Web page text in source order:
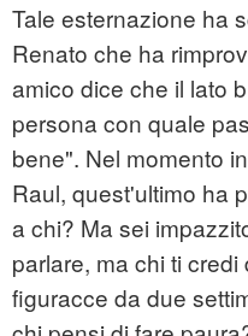
Tale esternazione ha
Renato che ha
amico dice che il lato
persona con quale
bene". Nel momento
Raul, quest'ultimo ha
a chi? Ma sei
parlare, ma chi ti
figuracce da due